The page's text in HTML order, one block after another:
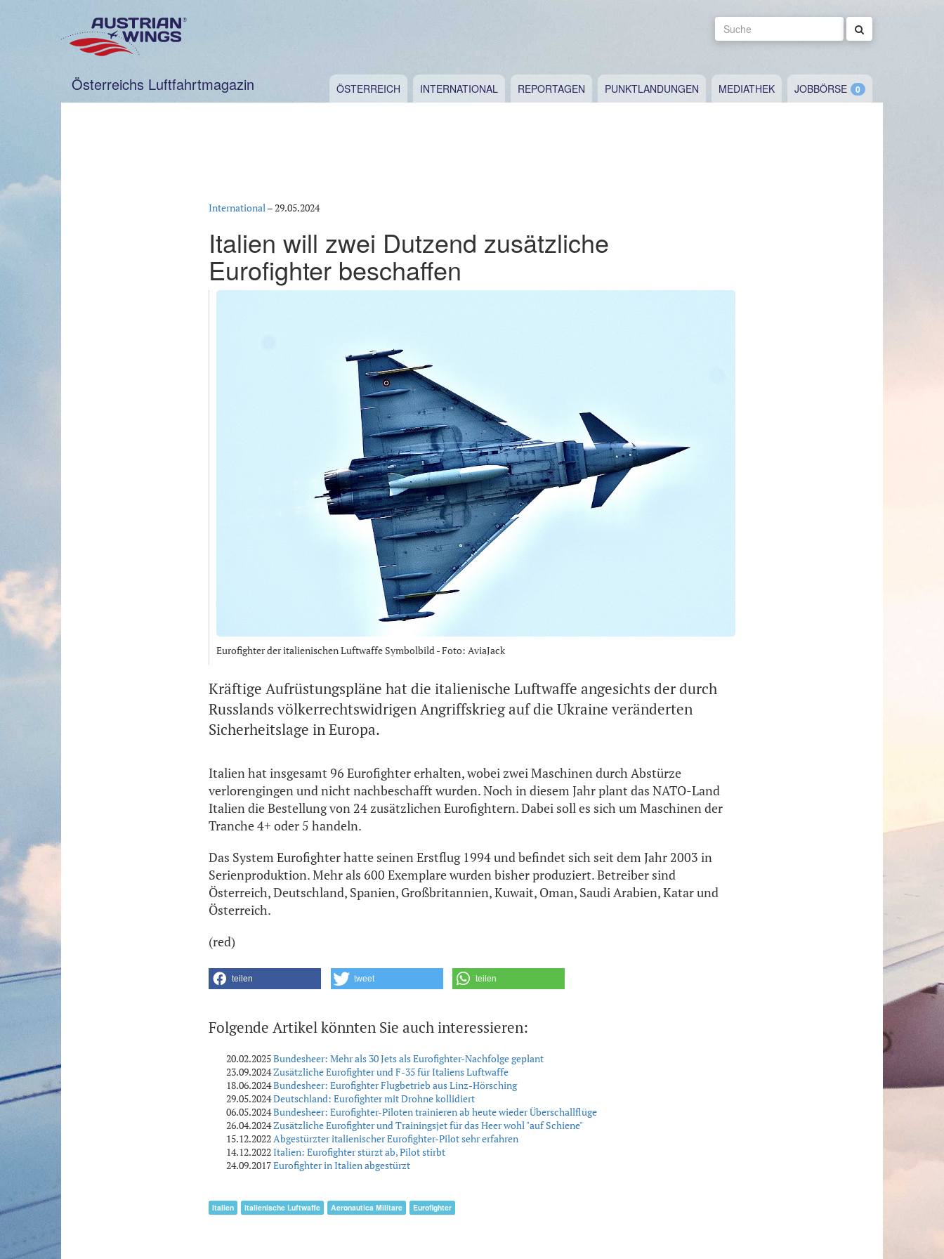
Suche
Österreichs Luftfahrtmagazin ÖSTERREICH INTERNATIONAL REPORTAGEN PUNKTLANDUNGEN MEDIATHEK JOBBÖRSE
International–29.05.2024
Italien will zwei Dutzend zusätzliche
Eurofighter beschaffen
Eurofighter der italienischen Luftwaffe Symbolbild - Foto: AviaJack
Kräftige Aufrüstungspläne hat die italienische Luftwaffe angesichts der durch
Russlands völkerrechtswidrigen Angriffskrieg auf die Ukraine veränderten
Sicherheitslage in Europa.
Italien hat insgesamt 96 Eurofighter erhalten, wobei zwei Maschinen durch Abstürze
verlorengingen und nicht nachbeschafft wurden. Noch in diesem Jahr plant das NATO-Land
Italien die Bestellung von 24 zusätzlichen Eurofightern. Dabei soll es sich um Maschinen der
Tranche 4+ oder 5 handeln.
Das System Eurofighter hatte seinen Erstflug 1994 und befindet sich seit dem Jahr 2003 in
Serienproduktion. Mehr als 600 Exemplare wurden bisher produziert. Betreiber sind
Österreich, Deutschland, Spanien, Großbritannien, Kuwait, Oman, Saudi Arabien, Katar und
Österreich.
(red)
teilen tweet teilen
Folgende Artikel könnten Sie auch interessieren:
20.02.2025Bundesheer: Mehr als 30 Jets als Eurofighter-Nachfolge geplant
23.09.2024Zusätzliche Eurofighter und F-35 für Italiens Luftwaffe
18.06.2024Bundesheer: Eurofighter Flugbetrieb aus Linz-Hörsching
29.05.2024Deutschland: Eurofighter mit Drohne kollidiert
06.05.2024Bundesheer: Eurofighter-Piloten trainieren ab heute wieder Überschallflüge
26.04.2024Zusätzliche Eurofighter und Trainingsjet für das Heer wohl "auf Schiene"
15.12.2022Abgestürzter italienischer Eurofighter-Pilot sehr erfahren
14.12.2022Italien: Eurofighter stürzt ab, Pilot stirbt
24.09.2017Eurofighter in Italien abgestürzt
Italien italienische Luftwaffe Aeronautica Militare Eurofighter